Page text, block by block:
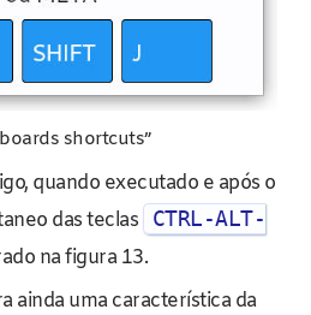
shortcuts”
quando executado e após o
das teclas
CTRL-ALT-
na figura 13.
ainda uma característica da